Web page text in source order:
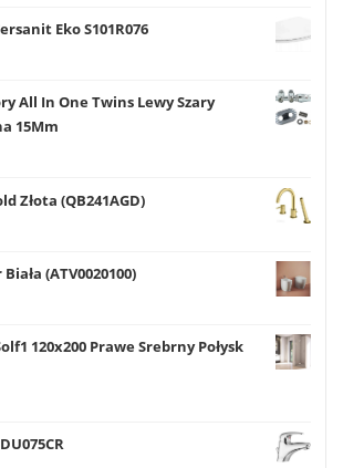
Eko S101R076
All In One Twins Lewy Szary
15Mm
Złota (QB241AGD)
(ATV0020100)
120x200 Prawe Srebrny Połysk